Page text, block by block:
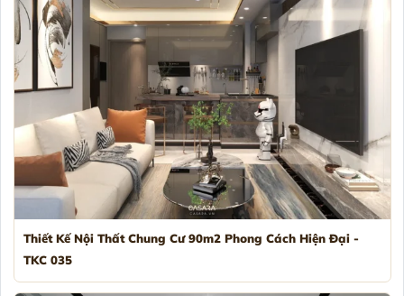
Thiết Kế Nội Thất Chung Cư 90m2 Phong Cách Hiện Đại -
TKC 035